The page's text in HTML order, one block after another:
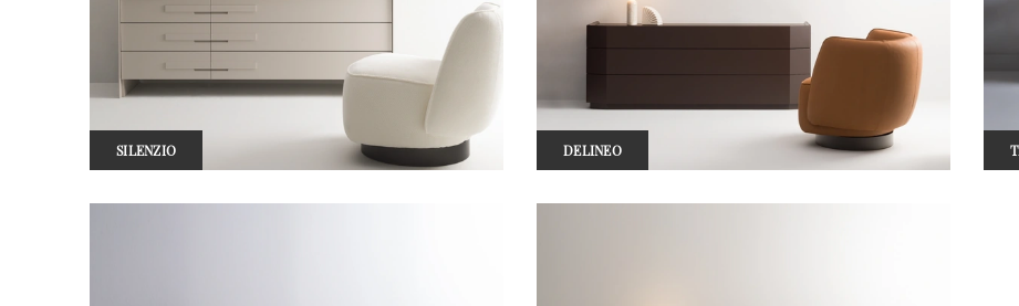
SILENZIO DELINEO